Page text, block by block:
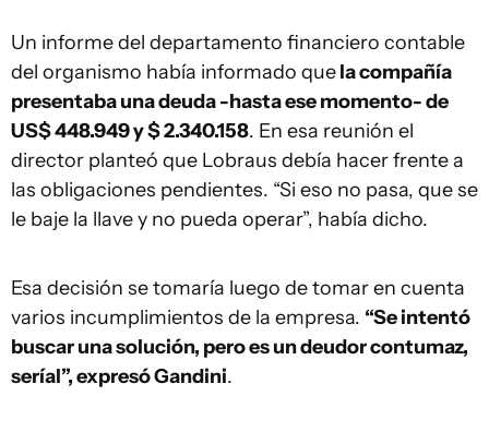
Un informe del departamento financiero contable
del organismo había informado quela compañía
presentaba una deuda -hasta ese momento- de
US$ 448.949 y $ 2.340.158. En esa reunión el
director planteó que Lobraus debía hacer frente a
las obligaciones pendientes. “Si eso no pasa, que se
le baje la llave y no pueda operar”, había dicho.
Esa decisión se tomaría luego de tomar en cuenta
varios incumplimientos de la empresa. “Se intentó
buscar una solución, pero es un deudor contumaz,
seríal”, expresó Gandini.